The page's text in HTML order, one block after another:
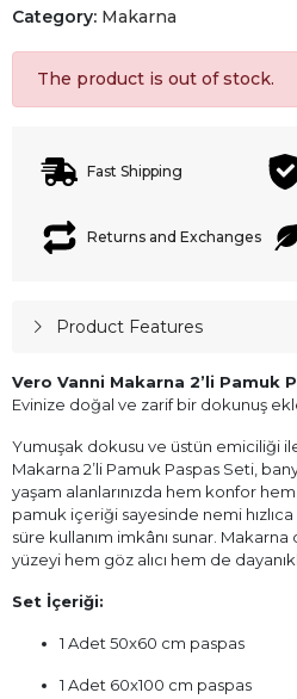
Category: Makarna
The product is out of stock.
Fast Shipping
Returns and Exchanges
Product Features
Vero Vanni Makarna 2’li Pamuk
Evinize doğal ve zarif bir dokunuş
Yumuşak dokusu ve üstün emiciliği
Makarna 2’li Pamuk Paspas Seti,
yaşam alanlarınızda hem konfor
pamuk içeriği sayesinde nemi
süre kullanım imkânı sunar.
yüzeyi hem göz alıcı hem de
Set İçeriği:
1 Adet 50x60 cm paspas
1 Adet 60x100 cm paspas